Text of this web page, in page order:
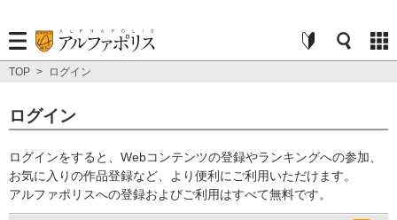
TOP > ログイン
ログイン
ログインをすると、Webコンテンツの登録やランキングへの参加、
お気に入りの作品登録など、より便利にご利用いただけます。
アルファポリスへの登録およびご利用はすべて無料です。